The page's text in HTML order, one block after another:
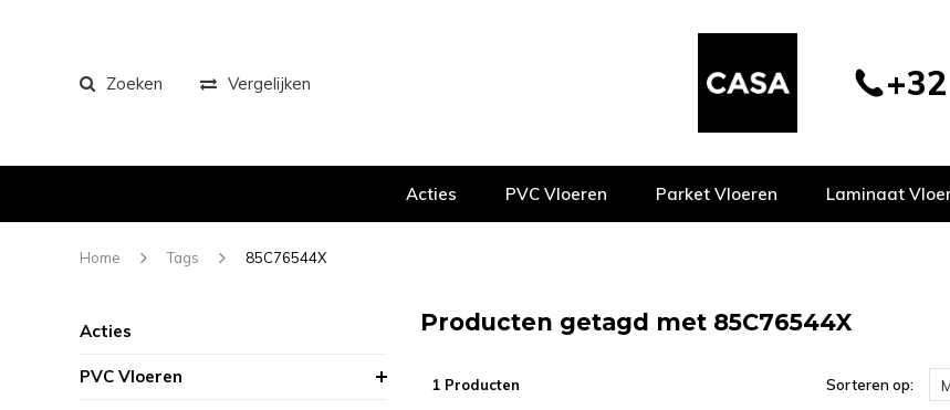
Zoeken Vergelijken
Acties PVC Vloeren Parket Vloeren Laminaat
Home Tags 85C76544X
Acties
PVC Vloeren
Producten getagd met 85C76544X
1 Producten Sorteren op: